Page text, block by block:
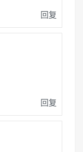
回复
回复